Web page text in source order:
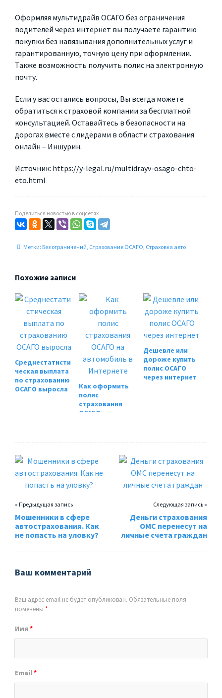
Оформляя мультидрайв ОСАГО без ограничения
водителей через интернет вы получаете гарантию
покупки без навязывания дополнительных услуг и
гарантированную, точную цену при оформлении.
Также возможность получить полис на электронную
почту.
Если у вас остались вопросы, Вы всегда можете
обратиться к страховой компании за бесплатной
консультацией. Оставайтесь в безопасности на
дорогах вместе с лидерами в области страхования
онлайн – Иншурин.
Источник: https://y-legal.ru/multidrayv-osago-chto-
eto.html
Поделиться новостью в соцсетях
Метки: Без ограничений, Страхование ОСАГО, Страховка авто
Похожие записи
Среднестатисти
ческая выплата
по страхованию
ОСАГО выросла
Как оформить
полис
страхования
ОСАГО на
Дешевле или
дороже купить
полис ОСАГО
через интернет
« Предыдущая запись
Мошенники в сфере
автострахования. Как
не попасть на уловку?
Следующая запись »
Деньги страхования
ОМС перенесут на
личные счета граждан
Ваш комментарий
Ваш адрес email не будет опубликован. Обязательные поля
помечены *
Имя *
Email*